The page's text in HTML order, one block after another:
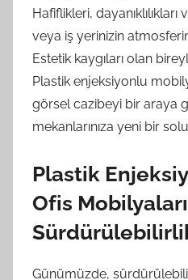
Hafiflikleri,
veya iş yerinizin
Estetik kaygıları olan
Plastik enjeksiyonlu
görsel cazibeyi bir araya
mekanlarınıza yeni bir
Plastik
Ofis
Günümüzde,